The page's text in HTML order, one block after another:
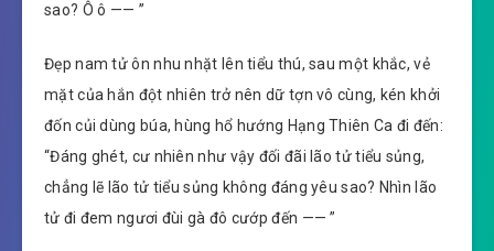
sao? Ô ô —— ”
Đẹp nam tử ôn nhu nhặt lên tiểu thú, sau một khắc, vẻ
mặt của hắn đột nhiên trở nên dữ tợn vô cùng, kén khởi
đốn củi dùng búa, hùng hổ hướng Hạng Thiên Ca đi đến:
“Đáng ghét, cư nhiên như vậy đối đãi lão tử tiểu sủng,
chẳng lẽ lão tử tiểu sủng không đáng yêu sao? Nhìn lão
tử đi đem ngươi đùi gà đô cướp đến —— ”